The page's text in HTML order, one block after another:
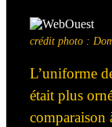
crédit photo :
L’uniforme
était plus
comparaison